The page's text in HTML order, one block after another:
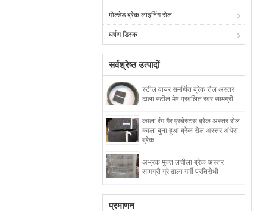
मोल्डेड ब्रेक लाइनिंग रोल
घर्षण डिस्क
सर्वश्रेष्ठ उत्पादों
स्टील वायर समर्थित ब्रेक रोल अस्तर
ढाला स्टील मेष प्रबलित रबर सामग्री
काला रंग गैर एस्बेस्टस ब्रेक अस्तर रोल
काला बुना हुआ ब्रेक रोल अस्तर अंधेरा
ब्रेक
अभ्रक मुक्त लचीला ब्रेक अस्तर
सामग्री ग्रे ढाला गर्मी प्रतिरोधी
प्रमाणन